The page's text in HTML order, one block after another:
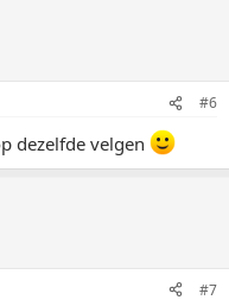
#6
dezelfde velgen
#7